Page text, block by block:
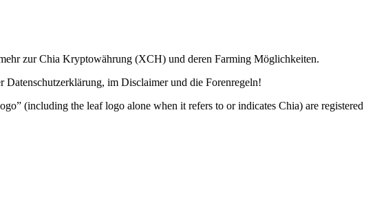
zur Chia Kryptowährung (XCH) und deren Farming Möglichkeiten.
im Disclaimer und die Forenregeln!
the leaf logo alone when it refers to or indicates Chia) are registered